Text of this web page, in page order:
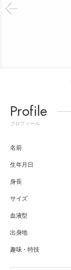
Profile
プロフィール
名前
生年月日
身長
サイズ
血液型
出身地
趣味・特技